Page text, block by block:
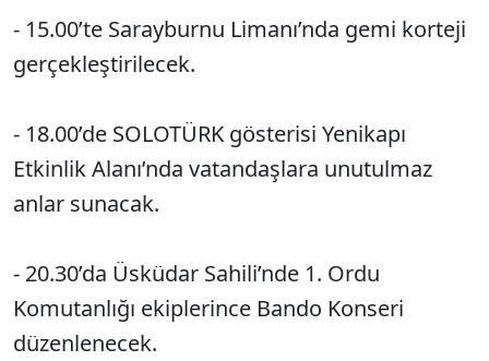
- 15.00’te Sarayburnu Limanı’nda gemi korteji
gerçekleştirilecek.
- 18.00’de SOLOTÜRK gösterisi Yenikapı
Etkinlik Alanı’nda vatandaşlara unutulmaz
anlar sunacak.
- 20.30’da Üsküdar Sahili’nde 1. Ordu
Komutanlığı ekiplerince Bando Konseri
düzenlenecek.